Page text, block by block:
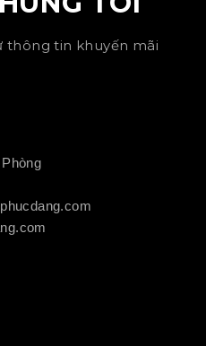
tin khuyến mãi